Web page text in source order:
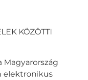
KÖZÖTTI
Magyarország
elektronikus